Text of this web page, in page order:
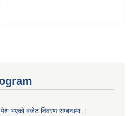
भएको बजेट विवरण सम्बन्धमा ।